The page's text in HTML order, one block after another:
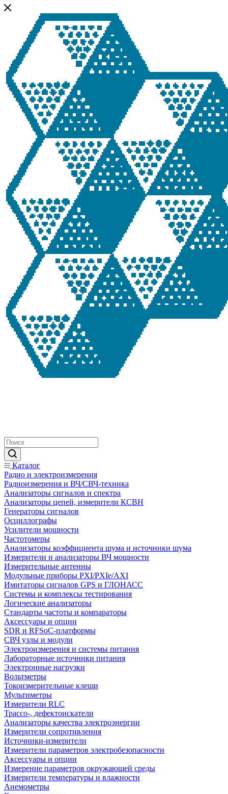
Каталог
Радио и электроизмерения
Радиоизмерения и ВЧ/СВЧ-техника
Анализаторы сигналов и спектра
Анализаторы цепей, измерители КСВН
Генераторы сигналов
Осциллографы
Усилители мощности
Частотомеры
Анализаторы коэффициента шума и источники шума
Измерители и анализаторы ВЧ мощности
Измерительные антенны
Модульные приборы PXI/PXIe/AXI
Имитаторы сигналов GPS и ГЛОНАСС
Системы и комплексы тестирования
Логические анализаторы
Стандарты частоты и компараторы
Аксессуары и опции
SDR и RFSoC‑платформы
СВЧ узлы и модули
Электроизмерения и системы питания
Лабораторные источники питания
Электронные нагрузки
Вольтметры
Токоизмерительные клещи
Мультиметры
Измерители RLC
Трассо-, дефектоискатели
Анализаторы качества электроэнергии
Измерители сопротивления
Источники-измерители
Измерители параметров электробезопасности
Аксессуары и опции
Измерение параметров окружающей среды
Измерители температуры и влажности
Анемометры